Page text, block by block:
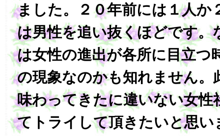
ました。２０年前には１人か
は男性を追い抜くほどです。
は女性の進出が各所に目立つ
の現象なのかも知れません。
味わってきたに違いない女性
てトライして頂きたいと思い